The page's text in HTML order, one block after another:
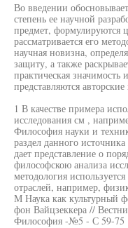
Во введении
степень ее научной
предмет, формулируются
рассматривается его
научная новизна,
защиту, а также
практическая значимость
представляются
1 В качестве примера
исследования см ,
Философия науки и
раздел данного
дает представление о
философскою анализа
методология
отраслей, например,
М Наука как культурный
фон Вайцзеккера //
Философия -№5 - С 59-75